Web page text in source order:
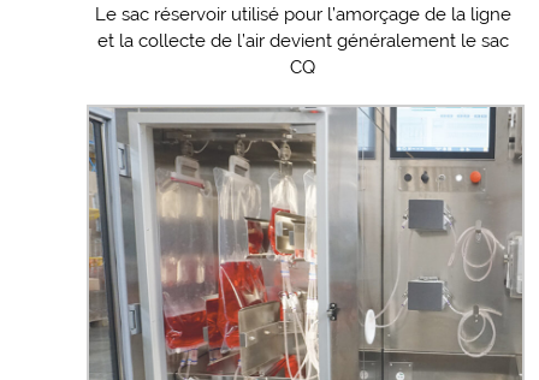
Le sac réservoir utilisé pour l’amorçage de la ligne
et la collecte de l’air devient généralement le sac
CQ